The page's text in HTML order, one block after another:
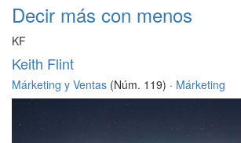
Decir más con menos
KF
Keith Flint
Márketing y Ventas (Núm. 119) · Márketing